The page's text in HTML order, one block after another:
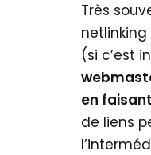
Très
(si c’est
en
de liens